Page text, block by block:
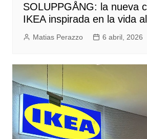
SOLUPPGÅNG: la nueva
IKEA inspirada en la vida
Matias Perazzo 6 abril, 2026